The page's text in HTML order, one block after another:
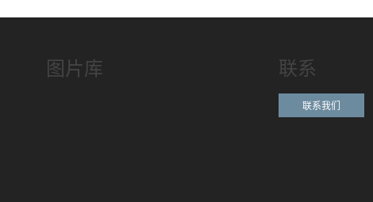
图片库 联系
联系我们